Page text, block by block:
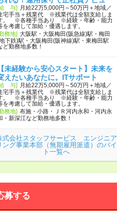
与] 月給22万5,000円～50万円＋地域／
宅手当＋残業代 ※残業代は全額支給しま
。 ※各種手当あり ※経験・年齢・能力
を考慮して加給・優遇します。
務地] 大阪駅・大阪梅田(阪急線)駅・梅田
下鉄)駅・大阪梅田(阪神線)駅・東梅田駅
ど勤務地多数！
未経験から安心スタート】未来を
えたいあなたに。ITサポート
与] 月給22万5,000円～50万円＋地域／
宅手当＋残業代 ※残業代は全額支給しま
。 ※各種手当あり ※経験・年齢・能力
を考慮して加給・優遇します。
務地] 布施・小路・ＪＲ河内永和・河内永
・新深江など勤務地多数！
式会社スタッフサービス エンジニア
ング事業本部（無期雇用派遣）のバイ
ト一覧へ
募する